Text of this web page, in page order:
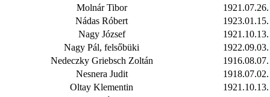
Molnár Tibor
1921.07.26.
Nádas Róbert
1923.01.15.
Nagy József
1921.10.13.
Nagy Pál, felsőbüki
1922.09.03.
Nedeczky Griebsch Zoltán
1916.08.07.
Nesnera Judit
1918.07.02.
Oltay Klementin
1921.10.13.